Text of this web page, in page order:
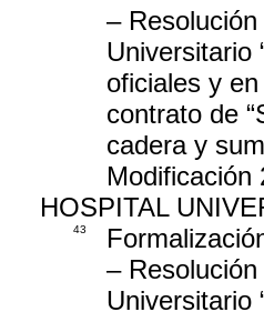
–
Universitario
oficiales y
contrato de
cadera y
Modificación
HOSPITAL
43
–
Universitario